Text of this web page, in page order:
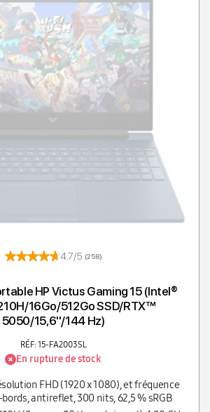
4.7/5 (258)
HP Victus Gaming 15 (Intel®
16Go/512Go SSD/RTX™
5050/15,6''/144 Hz)
RÉF: 15-FA2003SL
En rupture de stock
FHD (1920 x 1080), et fréquence
antireflet, 300 nits, 62,5 % sRGB